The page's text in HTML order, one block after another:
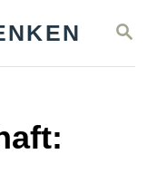
S
A